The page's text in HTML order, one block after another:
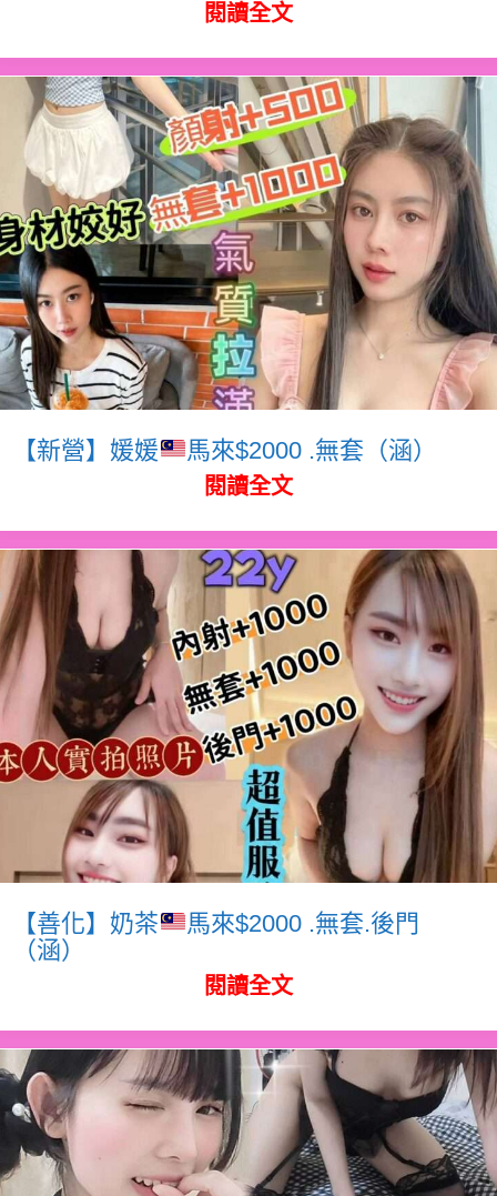
閱讀全文
【新營】媛媛 馬來$2000 .無套（涵）
閱讀全文
【善化】奶茶
馬來$2000 .無套.後門
（涵）
閱讀全文